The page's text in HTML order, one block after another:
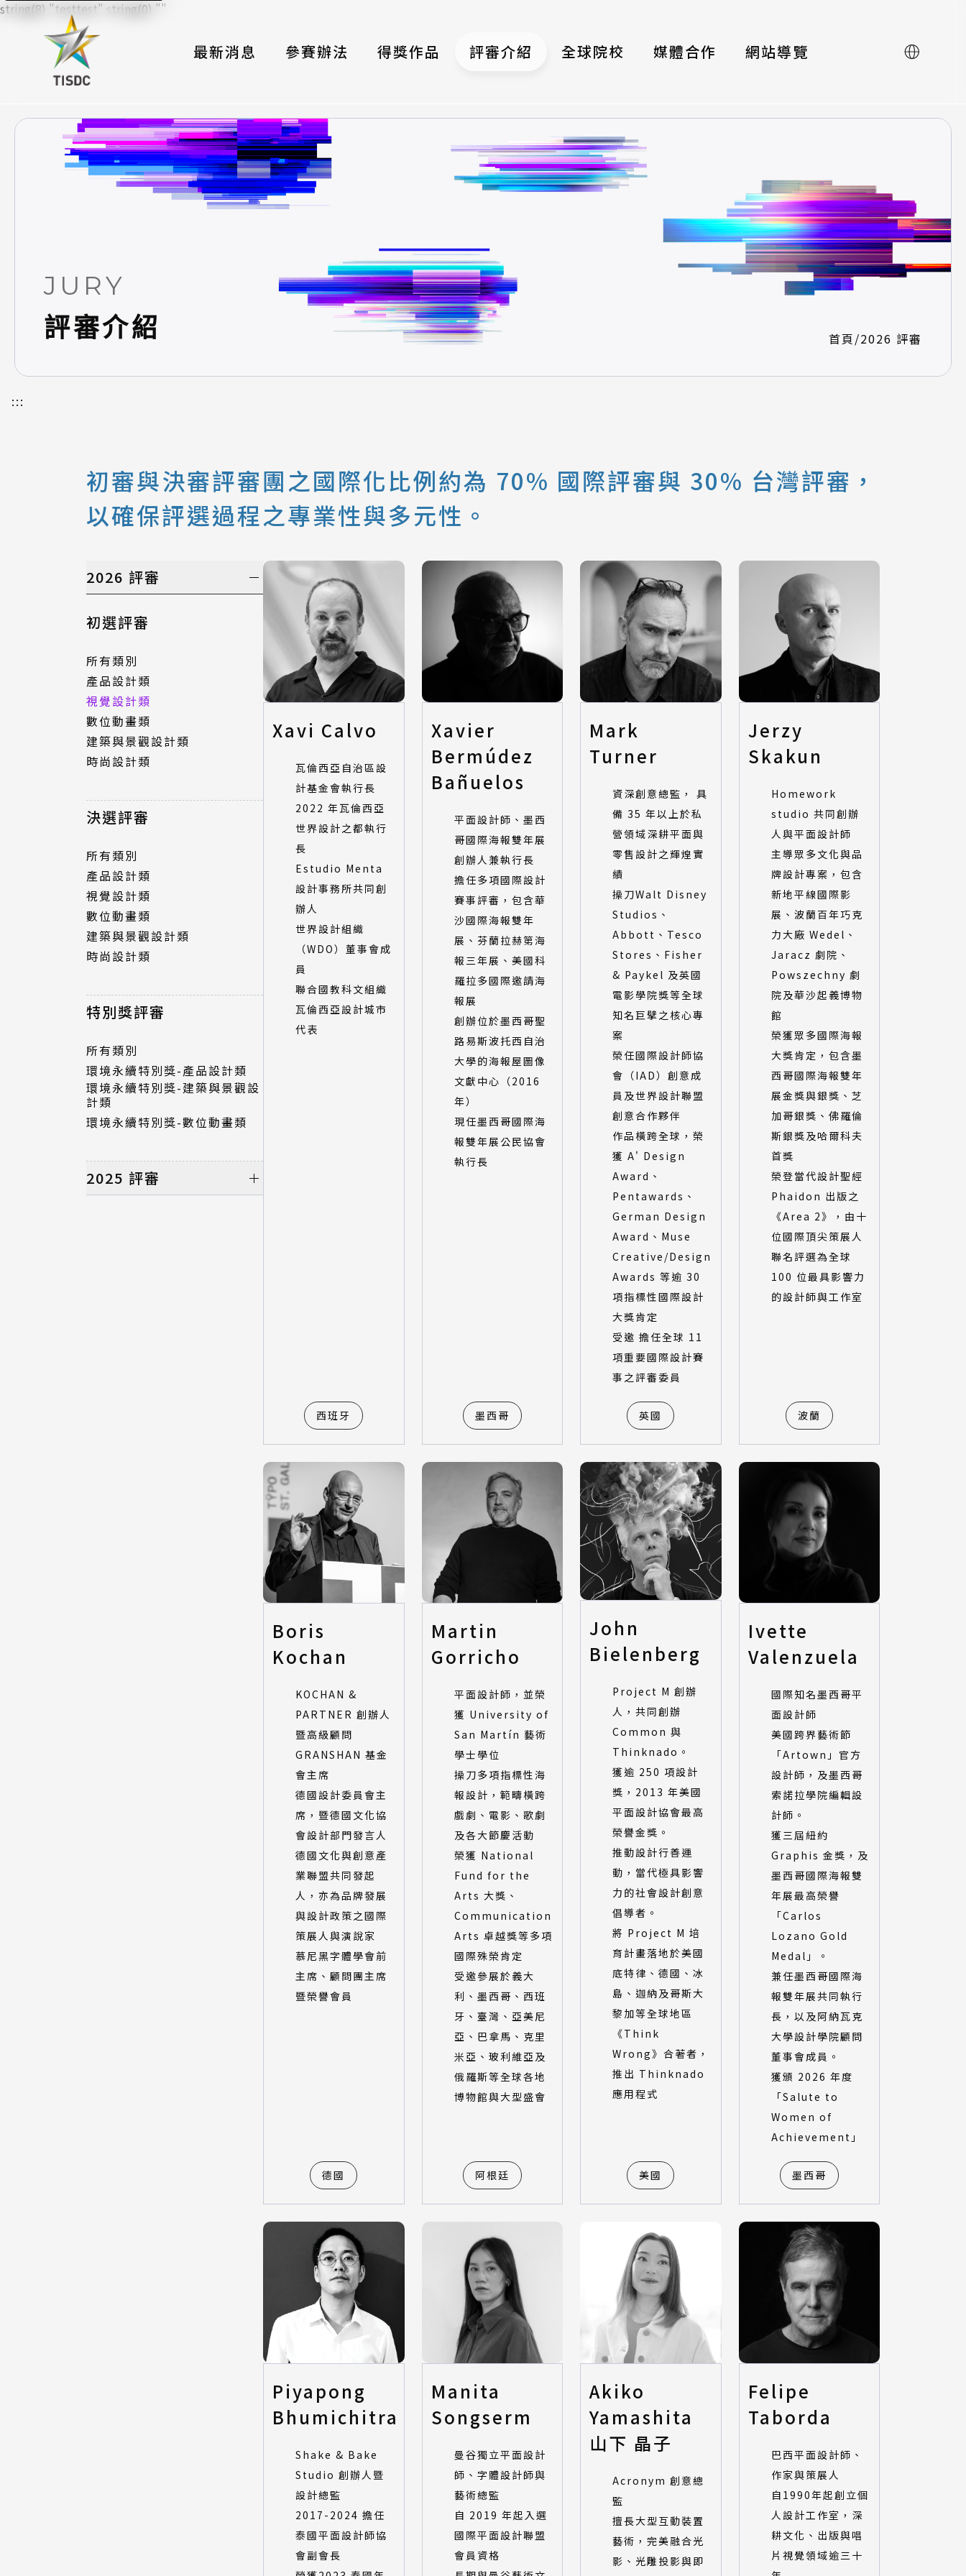
最新消息 參賽辦法
國際夥伴
時程與類別
報名格式
簡章與年鑑
常見問題
得獎作品 評審介紹 全球院校 媒體合作 網站導覽 English
string(8) "testtest" string(0) ""
JURY
評審介紹
首頁/2026 評審
:::
初審與決審評審團之國際化比例約為 70% 國際評審與 30% 台灣評審，
以確保評選過程之專業性與多元性。
2026 評審
初選評審
所有類別
產品設計類
視覺設計類
數位動畫類
建築與景觀設計類
時尚設計類
決選評審
所有類別
產品設計類
視覺設計類
數位動畫類
建築與景觀設計類
時尚設計類
特別獎評審
所有類別
環境永續特別獎-產品設計類
環境永續特別獎-建築與景觀設
計類
環境永續特別獎-數位動畫類
2025 評審
Xavi Calvo
瓦倫西亞自治區設
計基金會執行長
2022 年瓦倫西亞
世界設計之都執行
長
Estudio Menta
設計事務所共同創
辦人
世界設計組織
（WDO）董事會成
員
聯合國教科文組織
瓦倫西亞設計城市
代表
西班牙
Xavier
Bermúdez
Bañuelos
平面設計師、墨西
哥國際海報雙年展
創辦人兼執行長
擔任多項國際設計
賽事評審，包含華
沙國際海報雙年
展、芬蘭拉赫第海
報三年展、美國科
羅拉多國際邀請海
報展
創辦位於墨西哥聖
路易斯波托西自治
大學的海報屋圖像
文獻中心（2016
年）
現任墨西哥國際海
報雙年展公民協會
執行長
墨西哥
Mark
Turner
資深創意總監， 具
備 35 年以上於私
營領域深耕平面與
零售設計之輝煌實
績
操刀Walt Disney
Studios、
Abbott、Tesco
Stores、Fisher
& Paykel 及英國
電影學院獎等全球
知名巨擘之核心專
案
榮任國際設計師協
會（IAD）創意成
員及世界設計聯盟
創意合作夥伴
作品橫跨全球，榮
獲 A' Design
Award、
Pentawards、
German Design
Award、Muse
Creative/Design
Awards 等逾 30
項指標性國際設計
大獎肯定
受邀 擔任全球 11
項重要國際設計賽
事之評審委員
英國
Jerzy
Skakun
Homework
studio 共同創辦
人與平面設計師
主導眾多文化與品
牌設計專案，包含
新地平線國際影
展、波蘭百年巧克
力大廠 Wedel、
Jaracz 劇院、
Powszechny 劇
院及華沙起義博物
館
榮獲眾多國際海報
大獎肯定，包含墨
西哥國際海報雙年
展金獎與銀獎、芝
加哥銀獎、佛羅倫
斯銀獎及哈爾科夫
首獎
榮登當代設計聖經
Phaidon 出版之
《Area 2》，由十
位國際頂尖策展人
聯名評選為全球
100 位最具影響力
的設計師與工作室
波蘭
Boris
Kochan
KOCHAN &
PARTNER 創辦人
暨高級顧問
GRANSHAN 基金
會主席
德國設計委員會主
席，暨德國文化協
會設計部門發言人
德國文化與創意產
業聯盟共同發起
人，亦為品牌發展
與設計政策之國際
策展人與演說家
慕尼黑字體學會前
主席、顧問團主席
暨榮譽會員
德國
Martin
Gorricho
平面設計師，並榮
獲 University of
San Martín 藝術
學士學位
操刀多項指標性海
報設計，範疇橫跨
戲劇、電影、歌劇
及各大節慶活動
榮獲 National
Fund for the
Arts 大獎、
Communication
Arts 卓越獎等多項
國際殊榮肯定
受邀參展於義大
利、墨西哥、西班
牙、臺灣、亞美尼
亞、巴拿馬、克里
米亞、玻利維亞及
俄羅斯等全球各地
博物館與大型盛會
阿根廷
John
Bielenberg
Project M 創辦
人，共同創辦
Common 與
Thinknado。
獲逾 250 項設計
獎，2013 年美國
平面設計協會最高
榮譽金獎。
推動設計行善運
動，當代極具影響
力的社會設計創意
倡導者。
將 Project M 培
育計畫落地於美國
底特律、德國、冰
島、迦納及哥斯大
黎加等全球地區
《Think
Wrong》合著者，
推出 Thinknado
應用程式
美國
Ivette
Valenzuela
國際知名墨西哥平
面設計師
美國跨界藝術節
「Artown」官方
設計師，及墨西哥
索諾拉學院編輯設
計師。
獲三屆紐約
Graphis 金獎，及
墨西哥國際海報雙
年展最高榮譽
「Carlos
Lozano Gold
Medal」。
兼任墨西哥國際海
報雙年展共同執行
長，以及阿納瓦克
大學設計學院顧問
董事會成員。
獲頒 2026 年度
「Salute to
Women of
Achievement」
墨西哥
Piyapong
Bhumichitra
Shake & Bake
Studio 創辦人暨
設計總監
2017-2024 擔任
泰國平面設計師協
會副會長
Manita
Songserm
曼谷獨立平面設計
師、字體設計師與
藝術總監
自 2019 年起入選
國際平面設計聯盟
會員資格
Akiko
Yamashita
山下 晶子
Acronym 創意總
監
擅長大型互動裝置
藝術，完美融合光
影、光雕投影與即
Felipe
Taborda
巴西平面設計師、
作家與策展人
自1990年起創立個
人設計工作室，深
耕文化、出版與唱
片視覺領域逾三十